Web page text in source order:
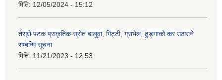
मिति: 12/05/2024 - 15:12
तेस्रो पटक प्राकृतिक स्रोत बालुवा, गिट्टी, ग्राभेल, ढुङ्गाको कर उठाउने
सम्बन्धि सूचना
मिति: 11/21/2023 - 12:53